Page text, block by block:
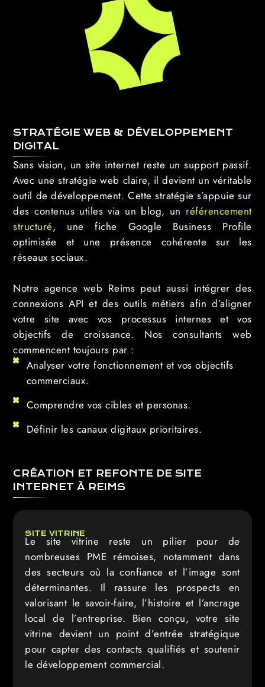
STRATÉGIE WEB & DÉVELOPPEMENT
DIGITAL
Sans vision, un site internet reste un support passif.
Avec une stratégie web claire, il devient un véritable
outil de développement. Cette stratégie s’appuie sur
des contenus utiles via un blog, un référencement
structuré, une fiche Google Business Profile
optimisée et une présence cohérente sur les
réseaux sociaux.
Notre agence web Reims peut aussi intégrer des
connexions API et des outils métiers afin d’aligner
votre site avec vos processus internes et vos
objectifs de croissance. Nos consultants web
commencent toujours par :
Analyser votre fonctionnement et vos objectifs
commerciaux.
Comprendre vos cibles et personas.
Définir les canaux digitaux prioritaires.
CRÉATION ET REFONTE DE SITE
INTERNET À REIMS
SITE VITRINE
Le site vitrine reste un pilier pour de
nombreuses PME rémoises, notamment dans
des secteurs où la confiance et l’image sont
déterminantes. Il rassure les prospects en
valorisant le savoir-faire, l’histoire et l’ancrage
local de l’entreprise. Bien conçu, votre site
vitrine devient un point d’entrée stratégique
pour capter des contacts qualifiés et soutenir
le développement commercial.